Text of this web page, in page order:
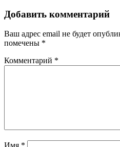
Добавить комментарий
Ваш адрес email не будет
помечены *
Комментарий *